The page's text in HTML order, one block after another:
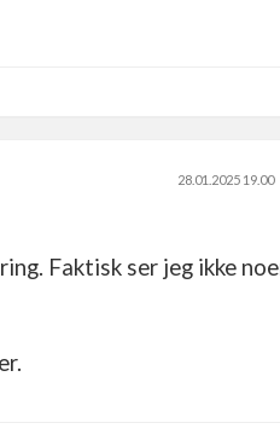
28.01.2025 19.00
Faktisk ser jeg ikke